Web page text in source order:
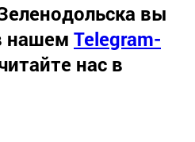
вы
нашем Telegram-
нас в